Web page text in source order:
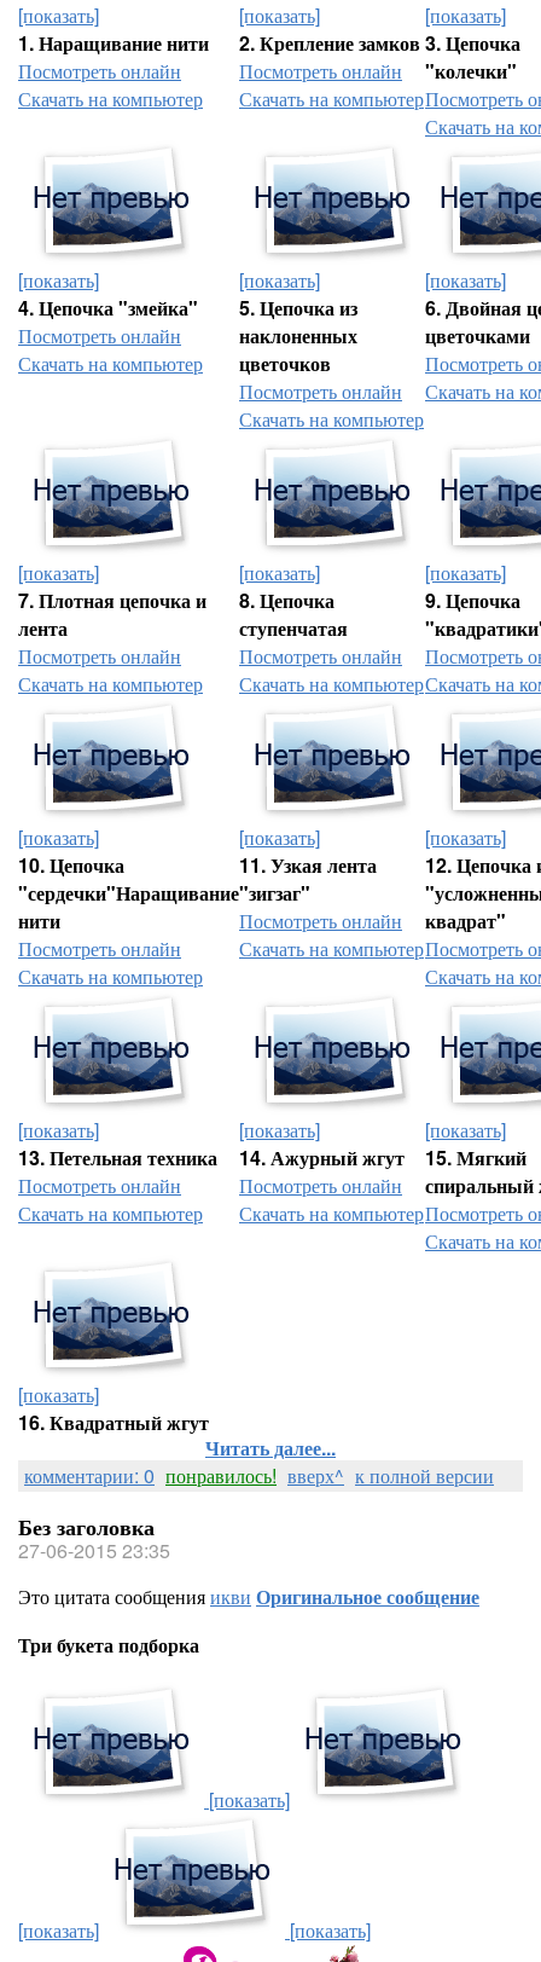
[показать]
1. Наращивание нити
Посмотреть онлайн
Скачать на компьютер
[показать]
2. Крепление замков
Посмотреть онлайн
Скачать на компьютер
[показать]
3. Цепочка
"колечки"
Посмотреть
Скачать на
[показать]
4. Цепочка "змейка"
Посмотреть онлайн
Скачать на компьютер
[показать]
5. Цепочка из
наклоненных
цветочков
Посмотреть онлайн
Скачать на компьютер
[показать]
6. Двойная
цветочками
Посмотреть
Скачать на
[показать]
7. Плотная цепочка и
лента
Посмотреть онлайн
Скачать на компьютер
[показать]
8. Цепочка
ступенчатая
Посмотреть онлайн
Скачать на компьютер
[показать]
9. Цепочка
Посмотреть
Скачать на
[показать]
10. Цепочка
"сердечки"Наращивание
нити
Посмотреть онлайн
Скачать на компьютер
[показать]
11. Узкая лента
"зигзаг"
Посмотреть онлайн
Скачать на компьютер
[показать]
12. Цепочка
квадрат"
Посмотреть
Скачать на
[показать]
13. Петельная техника
Посмотреть онлайн
Скачать на компьютер
[показать]
14. Ажурный жгут
Посмотреть онлайн
Скачать на компьютер
[показать]
15. Мягкий
спиральный
Посмотреть
Скачать на
[показать]
16. Квадратный жгут
Читать далее...
комментарии: 0 понравилось! вверх^ к полной версии
Без заголовка
27-06-2015 23:35
Это цитата сообщенияикви Оригинальное сообщение
Три букета подборка
[показать]
[показать] [показать]